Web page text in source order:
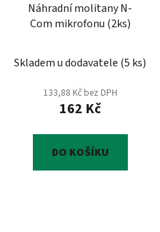
k
Náhradní molitany N-
Com mikrofonu (2ks)
Skladem u dodavatele (5 ks)
133,88 Kč bez DPH
162 Kč
DO KOŠÍKU